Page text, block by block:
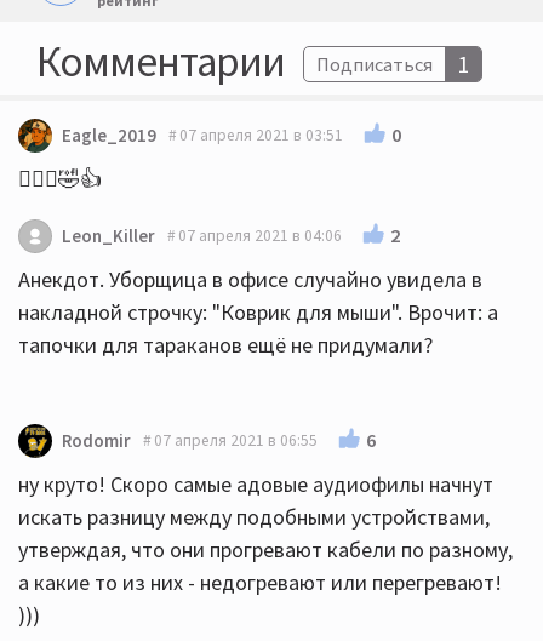
Комментарии Подписаться 1
Eagle_2019 07 апреля 2021 в 03:51 0
🤦🏼‍♂️🤣👍
Leon_Killer 07 апреля 2021 в 04:06 2
Анекдот. Уборщица в офисе случайно увидела в
накладной строчку: "Коврик для мыши". Врочит: а
тапочки для тараканов ещё не придумали?
Rodomir 07 апреля 2021 в 06:55 6
ну круто! Скоро самые адовые аудиофилы начнут
искать разницу между подобными устройствами,
утверждая, что они прогревают кабели по разному,
а какие то из них - недогревают или перегревают!
)))